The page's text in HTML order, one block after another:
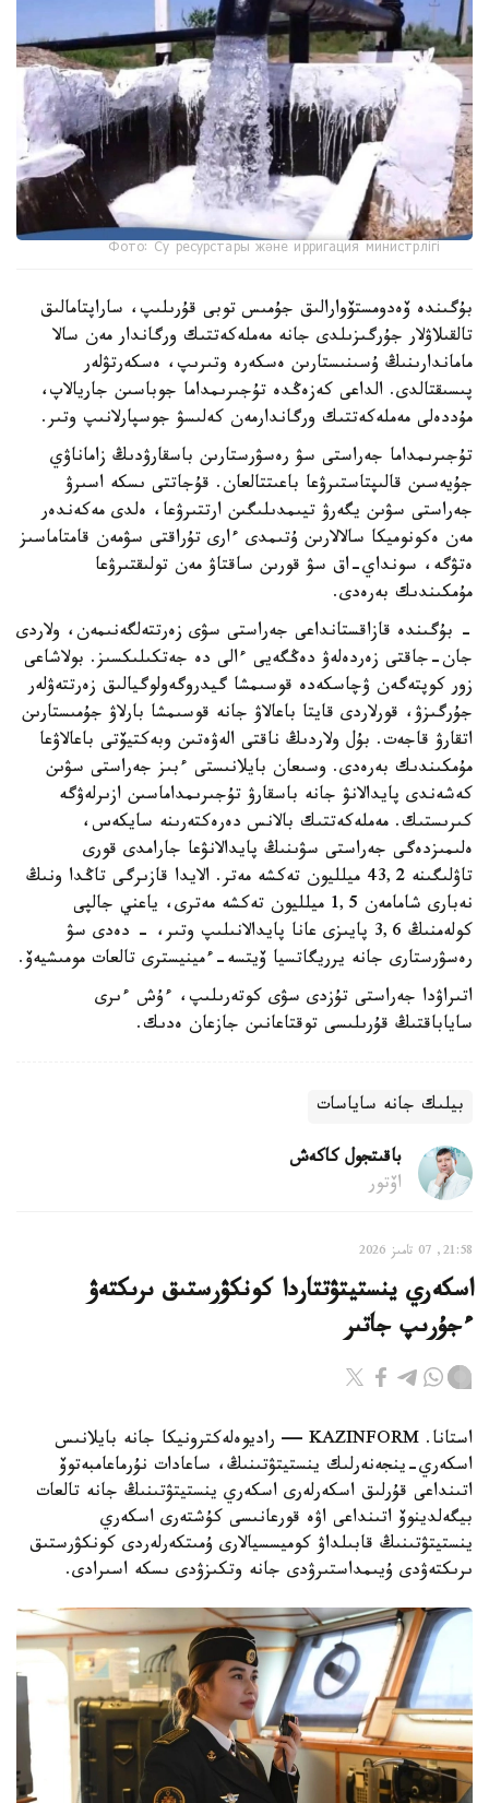
Фото: Су ресурстары және ирригация министрлігі
بۇگىندە ۆەدومستۆوارالىق جۇمىس توبى قۇرىلىپ، ساراپتامالىق
تالقىلاۋلار جۇرگىزىلدى جانە مەملەكەتتىك ورگاندار مەن سالا
ماماندارىنىڭ ۇسىنىستارىن ەسكەرە وتىرىپ، ەسكەرتۋلەر
پىسىقتالدى. الداعى كەزەڭدە تۇجىرىمداما جوباسىن جاريالاپ،
مۇددەلى مەملەكەتتىك ورگاندارمەن كەلىسۋ جوسپارلانىپ وتىر.
تۇجىرىمداما جەراستى سۋ رەسۋرستارىن باسقارۋدىڭ زاماناۋي
جۇيەسىن قالىپتاستىرۋعا باعىتتالعان. قۇجاتتى ىسكە اسىرۋ
جەراستى سۋىن يگەرۋ تيىمدىلىگىن ارتتىرۋعا، ەلدى مەكەندەر
مەن ەكونوميكا سالالارىن ۇتىمدى ءارى تۇراقتى سۋمەن قامتاماسىز
ەتۋگە، سونداي-اق سۋ قورىن ساقتاۋ مەن تولىقتىرۋعا
مۇمكىندىك بەرەدى.
- بۇگىندە قازاقستانداعى جەراستى سۋى زەرتتەلگەنىمەن، ولاردى
جان-جاقتى زەردەلەۋ دەڭگەيى ءالى دە جەتكىلىكسىز. بولاشاعى
زور كوپتەگەن ۋچاسكەدە قوسىمشا گيدروگەولوگيالىق زەرتتەۋلەر
جۇرگىزۋ، قورلاردى قايتا باعالاۋ جانە قوسىمشا بارلاۋ جۇمىستارىن
اتقارۋ قاجەت. بۇل ولاردىڭ ناقتى الەۋەتىن وبەكتيۆتى باعالاۋعا
مۇمكىندىك بەرەدى. وسىعان بايلانىستى ءبىز جەراستى سۋىن
كەشەندى پايدالانۋ جانە باسقارۋ تۇجىرىمداماسىن ازىرلەۋگە
كىرىستىك. مەملەكەتتىك بالانس دەرەكتەرىنە سايكەس،
ەلىمىزدەگى جەراستى سۋىنىڭ پايدالانۋعا جارامدى قورى
تاۋلىگىنە 43,2 ميلليون تەكشە مەتر. الايدا قازىرگى تاڭدا ونىڭ
نەبارى شامامەن 1,5 ميلليون تەكشە مەترى، ياعني جالپى
كولەمنىڭ 3,6 پايىزى عانا پايدالانىلىپ وتىر، - دەدى سۋ
رەسۋرستارى جانە يرريگاتسيا ۆيتسە-ءمينيسترى تالعات مومىشيەۆ.
اتىراۋدا جەراستى تۇزدى سۋى كوتەرىلىپ، ءۇش ءىرى
ساياباقتىڭ قۇرىلىسى توقتاعانىن جازعان ەدىك.
بيلىك جانە ساياسات
باقىتجول كاكەش
اۆتور
21:58, 07 تامىز 2026
اسكەري ينستيتۋتتاردا كونكۋرستىق ىرىكتەۋ
ءجۇرىپ جاتىر
استانا. KAZINFORM — راديوەلەكترونيكا جانە بايلانىس
اسكەري-ينجەنەرلىك ينستيتۋتىنىڭ، ساعادات نۇرماعامبەتوۆ
اتىنداعى قۇرلىق اسكەرلەرى اسكەري ينستيتۋتىنىڭ جانە تالعات
بيگەلدينوۆ اتىنداعى اۋە قورعانىسى كۇشتەرى اسكەري
ينستيتۋتىنىڭ قابىلداۋ كوميسسيالارى ۇمىتكەرلەردى كونكۋرستىق
ىرىكتەۋدى ۇيىمداستىرۋدى جانە وتكىزۋدى ىسكە اسىرادى.